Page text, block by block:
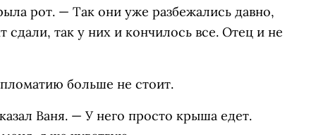
рот. — Так они уже разбежались давно,
так у них и кончилось все. Отец и не
больше не стоит.
Ваня. — У него просто крыша едет.